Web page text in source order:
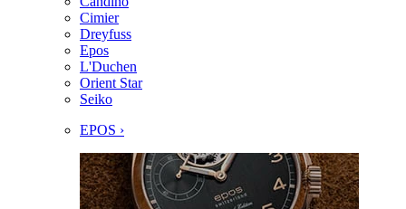
Cimier
Dreyfuss
Epos
L'Duchen
Orient Star
Seiko
EPOS ›